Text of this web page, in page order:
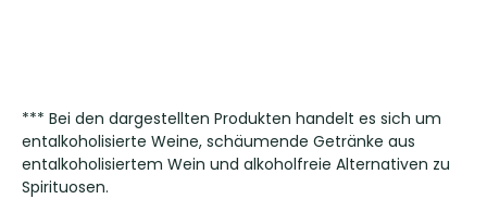
*** Bei den dargestellten Produkten handelt es sich um
entalkoholisierte Weine, schäumende Getränke aus
entalkoholisiertem Wein und alkoholfreie Alternativen zu
Spirituosen.